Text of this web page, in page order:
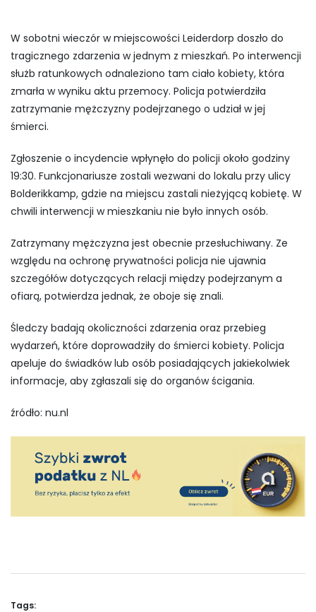
W sobotni wieczór w miejscowości Leiderdorp doszło do
tragicznego zdarzenia w jednym z mieszkań. Po interwencji
służb ratunkowych odnaleziono tam ciało kobiety, która
zmarła w wyniku aktu przemocy. Policja potwierdziła
zatrzymanie mężczyzny podejrzanego o udział w jej
śmierci.
Zgłoszenie o incydencie wpłynęło do policji około godziny
19:30. Funkcjonariusze zostali wezwani do lokalu przy ulicy
Bolderikkamp, gdzie na miejscu zastali nieżyjącą kobietę. W
chwili interwencji w mieszkaniu nie było innych osób.
Zatrzymany mężczyzna jest obecnie przesłuchiwany. Ze
względu na ochronę prywatności policja nie ujawnia
szczegółów dotyczących relacji między podejrzanym a
ofiarą, potwierdza jednak, że oboje się znali.
Śledczy badają okoliczności zdarzenia oraz przebieg
wydarzeń, które doprowadziły do śmierci kobiety. Policja
apeluje do świadków lub osób posiadających jakiekolwiek
informacje, aby zgłaszali się do organów ścigania.
źródło: nu.nl
Tags: